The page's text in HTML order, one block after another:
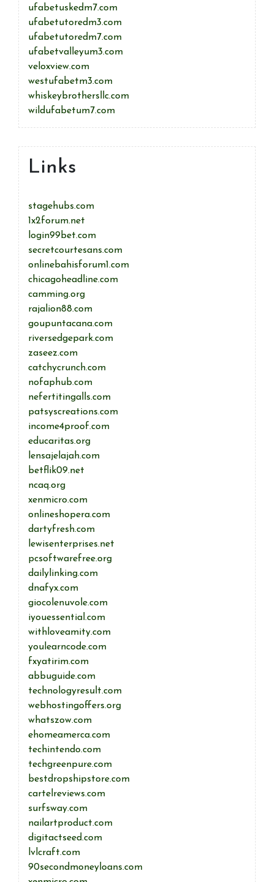
ufabetuskedm7.com
ufabetutoredm3.com
ufabetutoredm7.com
ufabetvalleyum3.com
veloxview.com
westufabetm3.com
whiskeybrothersllc.com
wildufabetum7.com
Links
stagehubs.com
1x2forum.net
login99bet.com
secretcourtesans.com
onlinebahisforum1.com
chicagoheadline.com
camming.org
rajalion88.com
goupuntacana.com
riversedgepark.com
zaseez.com
catchycrunch.com
nofaphub.com
nefertitingalls.com
patsyscreations.com
income4proof.com
educaritas.org
lensajelajah.com
betflik09.net
ncaq.org
xenmicro.com
onlineshopera.com
dartyfresh.com
lewisenterprises.net
pcsoftwarefree.org
dailylinking.com
dnafyx.com
giocolenuvole.com
iyouessential.com
withloveamity.com
youlearncode.com
fxyatirim.com
abbuguide.com
technologyresult.com
webhostingoffers.org
whatszow.com
ehomeamerca.com
techintendo.com
techgreenpure.com
bestdropshipstore.com
cartelreviews.com
surfsway.com
nailartproduct.com
digitactseed.com
lvlcraft.com
90secondmoneyloans.com